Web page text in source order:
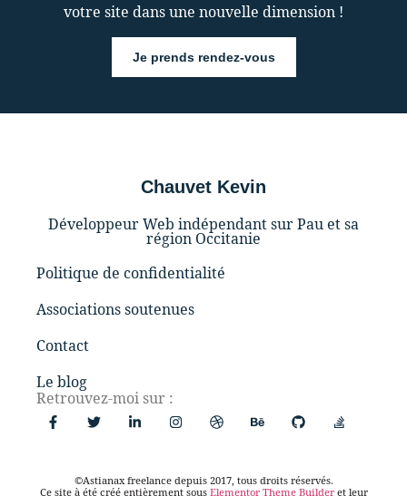
votre site dans une nouvelle dimension !
Je prends rendez-vous
Chauvet Kevin
Développeur Web indépendant sur Pau et sa
région Occitanie
Politique de confidentialité
Associations soutenues
Contact
Le blog
Retrouvez-moi sur :
©Astianax freelance depuis 2017, tous droits réservés.
Ce site à été créé entièrement sous Elementor Theme Builderet leur